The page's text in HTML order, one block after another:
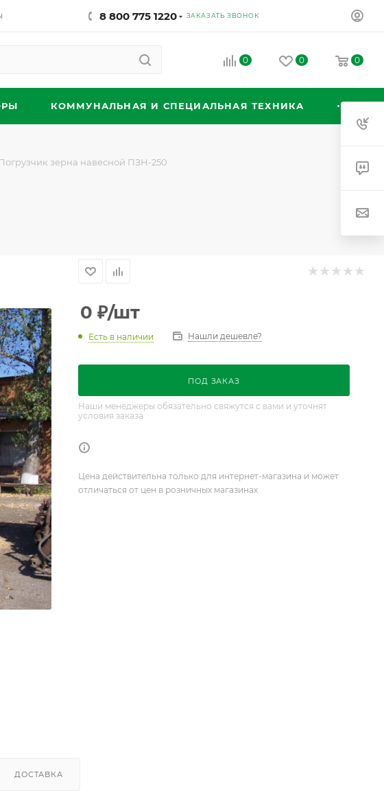
8 800 775 1220 ЗАКАЗАТЬ ЗВОНОК
0 0 0
КОММУНАЛЬНАЯ И СПЕЦИАЛЬНАЯ ТЕХНИКА
зерна навесной ПЗН-250
0 ₽/шт
Есть в наличии Нашли дешевле?
ПОД ЗАКАЗ
Наши менеджеры обязательно свяжутся с вами и уточнят
условия заказа
Цена действительна только для интернет-магазина и может
отличаться от цен в розничных магазинах
ДОСТАВКА